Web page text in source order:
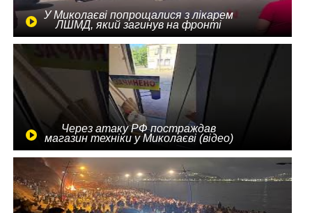
У Миколаєві попрощалися з лікарем
ЛШМД, який загинув на фронті
Через атаку РФ постраждав
магазин техніки у Миколаєві (відео)